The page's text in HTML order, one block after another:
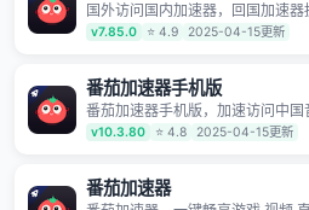
国外访问国内加速器，回国加速器
盖，运营商专线不卡顿超稳定，专
打造，帮助海外华人免除地域限制
v7.85.0 ⭐ 4.9 2025-04-15更新
番茄加速器手机版
番茄加速器手机版，加速访问中国
回国加速器，帮你加速访问优酷、
奇艺等，加速国服游戏，例如原神
明日方舟、战双帕弥什、sky光·遇
内各种服务,回国加速器致力于帮助
v10.3.80 ⭐ 4.8 2025-04-15更新
番茄加速器